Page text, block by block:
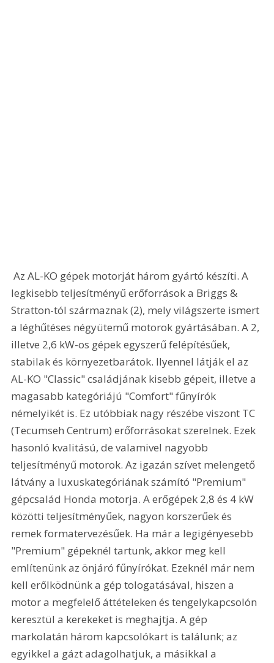
Az AL-KO gépek motorját három gyártó készíti. A
legkisebb teljesítményű erőforrások a Briggs &
Stratton-tól származnak (2), mely világszerte ismert
a léghűtéses négyütemű motorok gyártásában. A 2,
illetve 2,6 kW-os gépek egyszerű felépítésűek,
stabilak és környezetbarátok. Ilyennel látják el az
AL-KO "Classic" családjának kisebb gépeit, illetve a
magasabb kategóriájú "Comfort" fűnyírók
némelyikét is. Ez utóbbiak nagy részébe viszont TC
(Tecumseh Centrum) erőforrásokat szerelnek. Ezek
hasonló kvalitású, de valamivel nagyobb
teljesítményű motorok. Az igazán szívet melengető
látvány a luxuskategóriának számító "Premium"
gépcsalád Honda motorja. A erőgépek 2,8 és 4 kW
közötti teljesítményűek, nagyon korszerűek és
remek formatervezésűek. Ha már a legigényesebb
"Premium" gépeknél tartunk, akkor meg kell
említenünk az önjáró fűnyírókat. Ezeknél már nem
kell erőlködnünk a gép tologatásával, hiszen a
motor a megfelelő áttételeken és tengelykapcsolón
keresztül a kerekeket is meghajtja. A gép
markolatán három kapcsolókart is találunk; az
egyikkel a gázt adagolhatjuk, a másikkal a